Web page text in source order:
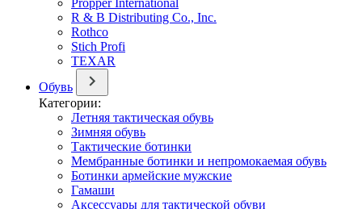
Propper International
R & B Distributing Co., Inc.
Rothco
Stich Profi
TEXAR
Обувь
Категории:
Летняя тактическая обувь
Зимняя обувь
Тактические ботинки
Мембранные ботинки и непромокаемая обувь
Ботинки армейские мужские
Гамаши
Аксессуары для тактической обуви